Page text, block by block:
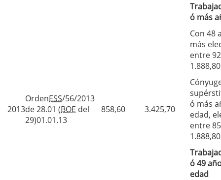
2013
OrdenESS/56/2013
de 28.01 (BOE del
29)01.01.13
858,60 3.425,70
ó más
Con 48
más
entre
ó más
edad,
entre
ó 49
edad